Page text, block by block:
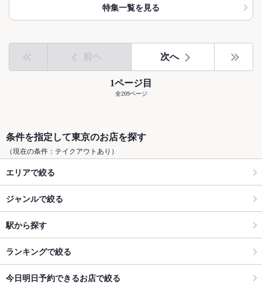
特集一覧を見る
前へ 次へ
1ページ目
全209ページ
条件を指定して東京のお店を探す
（現在の条件：テイクアウトあり）
エリアで絞る
ジャンルで絞る
駅から探す
ランキングで絞る
今日明日予約できるお店で絞る